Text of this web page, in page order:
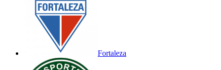
Fortaleza